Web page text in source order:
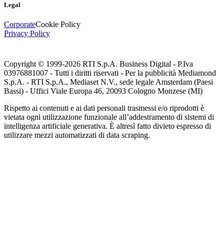
Legal
CorporateCookie Policy
Privacy Policy
Copyright © 1999-2026 RTI S.p.A. Business Digital - P.Iva
03976881007 - Tutti i diritti riservati - Per la pubblicità Mediamond
S.p.A. - RTI S.p.A., Mediaset N.V., sede legale Amsterdam (Paesi
Bassi) - Uffici Viale Europa 46, 20093 Cologno Monzese (MI)
Rispetto ai contenuti e ai dati personali trasmessi e/o riprodotti è
vietata ogni utilizzazione funzionale all’addestramento di sistemi di
intelligenza artificiale generativa. È altresì fatto divieto espresso di
utilizzare mezzi automatizzati di data scraping.